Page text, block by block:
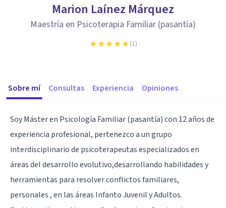
Marion Laínez Márquez
Maestría en Psicoterapia Familiar (pasantía)
(1)
Sobre mí Consultas Experiencia Opiniones
Soy Máster en Psicología Familiar (pasantía) con 12 años de
experiencia profesional, pertenezco a un grupo
interdisciplinario de psicoterapeutas especializados en
áreas del desarrollo evolutivo,desarrollando habilidades y
herramientas para resolver conflictos familiares,
personales , en las áreas Infanto Juvenil y Adultos.